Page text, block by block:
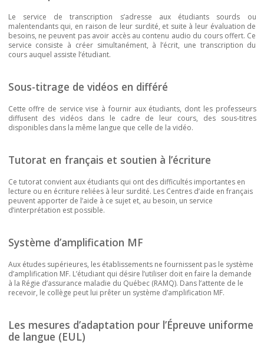
Le service de transcription s’adresse aux étudiants sourds ou
malentendants qui, en raison de leur surdité, et suite à leur évaluation de
besoins, ne peuvent pas avoir accès au contenu audio du cours offert. Ce
service consiste à créer simultanément, à l’écrit, une transcription du
cours auquel assiste l’étudiant.
Sous-titrage de vidéos en différé
Cette offre de service vise à fournir aux étudiants, dont les professeurs
diffusent des vidéos dans le cadre de leur cours, des sous-titres
disponibles dans la même langue que celle de la vidéo.
Tutorat en français et soutien à l’écriture
Ce tutorat convient aux étudiants qui ont des difficultés importantes en
lecture ou en écriture reliées à leur surdité. Les Centres d’aide en français
peuvent apporter de l’aide à ce sujet et, au besoin, un service
d’interprétation est possible.
Système d’amplification MF
Aux études supérieures, les établissements ne fournissent pas le système
d’amplification MF. L’étudiant qui désire l’utiliser doit en faire la demande
à la Régie d’assurance maladie du Québec (RAMQ). Dans l’attente de le
recevoir, le collège peut lui prêter un système d’amplification MF.
Les mesures d’adaptation pour l’Épreuve uniforme
de langue (EUL)